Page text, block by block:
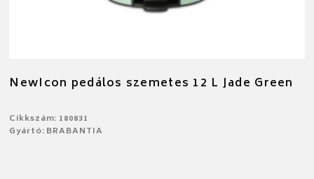
NewIcon pedálos szemetes 12 L Jade Green
Cikkszám: 180831
Gyártó: BRABANTIA